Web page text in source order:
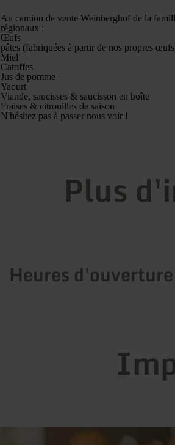
Au camion de vente Weinberghof de la
régionaux :
Œufs
pâtes (fabriquées à partir de nos propres
Miel
Catoffes
Jus de pomme
Yaourt
Viande, saucisses & saucisson en boîte
Fraises & citrouilles de saison
N'hésitez pas à passer nous voir !
Plus
Heures d'ouverture